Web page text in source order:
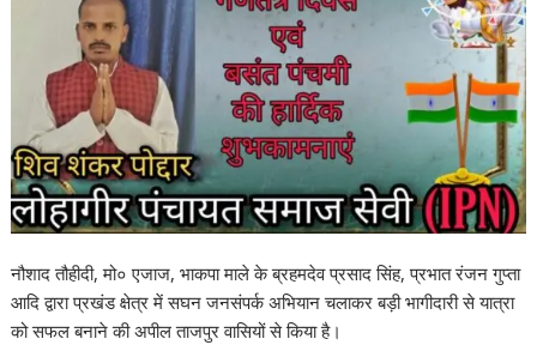
नौशाद तौहीदी, मो० एजाज, भाकपा माले के ब्रहमदेव प्रसाद सिंह, प्रभात रंजन गुप्ता
आदि द्वारा प्रखंड क्षेत्र में सघन जनसंपर्क अभियान चलाकर बड़ी भागीदारी से यात्रा
को सफल बनाने की अपील ताजपुर वासियों से किया है।